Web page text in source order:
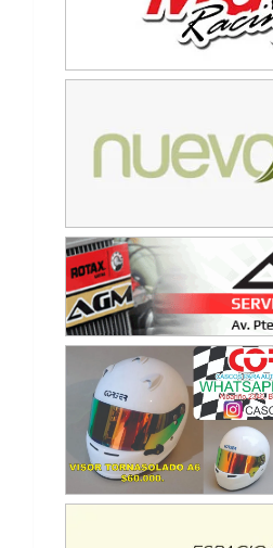
Villaguay (Entre Ríos)
VICTORIENSE - F7
El Cerro (Tierra)
PATAGONICO - F6
Moto Club Reginense (Tierra)
Gral. E. Godoy (Río Negro)
Juventud Unida (Tierra)
Humboldt (Santa Fe)
NORESTE SANTAFESINO - F6
Ciudad de Avellaneda (Asfalto)
Avellaneda (Santa Fe)
SUR SANTAFESINO - F4
José Samuel Sánchez (Tierra)
Rufino (Santa Fe)
TUCUMANO - F5
Juan Navarro (Asfalto)
El Timbó (Tucumán)